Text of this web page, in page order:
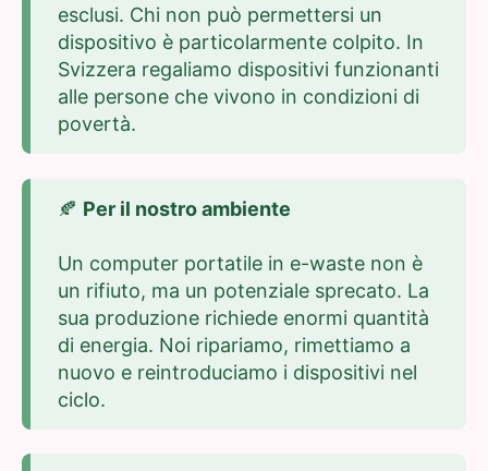
esclusi. Chi non può permettersi un
dispositivo è particolarmente colpito. In
Svizzera regaliamo dispositivi funzionanti
alle persone che vivono in condizioni di
povertà.
🍂 Per il nostro ambiente
Un computer portatile in e-waste non è
un rifiuto, ma un potenziale sprecato. La
sua produzione richiede enormi quantità
di energia. Noi ripariamo, rimettiamo a
nuovo e reintroduciamo i dispositivi nel
ciclo.